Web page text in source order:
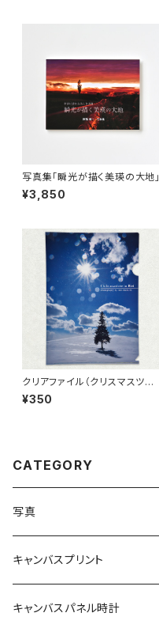
写真集「瞬光が描く美瑛の大地」
¥3,850
クリアファイル（クリスマスツリ
ー、青い池）
¥350
CATEGORY
写真
額付き
額なし
キャンバスプリント
キャンバスパネル時計